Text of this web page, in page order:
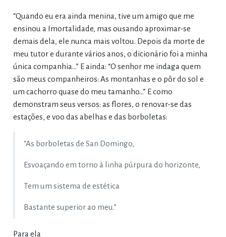
“Quando eu era ainda menina, tive um amigo que me
ensinou a Imortalidade, mas ousando aproximar-se
demais dela, ele nunca mais voltou. Depois da morte de
meu tutor e durante vários anos, o dicionário foi a minha
única companhia...” E ainda: “O senhor me indaga quem
são meus companheiros: As montanhas e o pôr do sol e
um cachorro quase do meu tamanho...” E como
demonstram seus versos: as flores, o renovar-se das
estações, e voo das abelhas e das borboletas:
“As borboletas de San Domingo,
Esvoaçando em torno à linha púrpura do horizonte,
Tem um sistema de estética
Bastante superior ao meu.”
Para ela